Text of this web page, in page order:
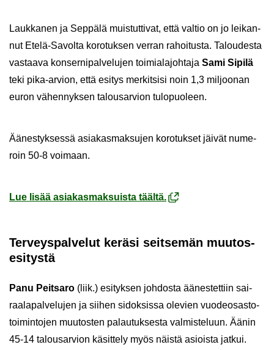
Lauk­ka­nen ja Sep­pä­lä muis­tut­ti­vat, että val­tio on jo lei­kan­
nut Etelä-​Savolta ko­ro­tuk­sen ver­ran ra­hoi­tus­ta. Ta­lou­des­ta
vas­taa­va kon­ser­ni­pal­ve­lu­jen toi­mia­la­joh­ta­ja Sami Si­pi­lä
teki pika-​arvion, että esi­tys mer­kit­si­si noin 1,3 mil­joo­nan
euron vä­hen­nyk­sen ta­lous­ar­vion tu­lo­puo­leen.
Ää­nes­tyk­ses­sä asia­kas­mak­su­jen ko­ro­tuk­set jäi­vät nu­me­
roin 50-8 voi­maan.
Lue lisää asia­kas­mak­suis­ta tääl­tä.
Ter­veys­pal­ve­lut ke­rä­si seit­se­män muu­tos­
esi­tys­tä
Panu Peit­sa­ro (liik.) esi­tyk­sen joh­dos­ta ää­nes­tet­tiin sai­
raa­la­pal­ve­lu­jen ja sii­hen si­dok­sis­sa ole­vien vuo­deo­sas­to­
toi­min­to­jen muu­tos­ten pa­lau­tuk­ses­ta val­mis­te­luun. Äänin
45-14 ta­lous­ar­vion kä­sit­te­ly myös näis­tä asiois­ta jat­kui.